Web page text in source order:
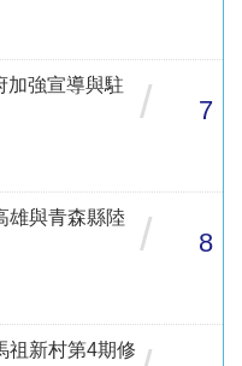
強宣導與駐
/ 7
與青森縣陸
/ 8
新村第4期修